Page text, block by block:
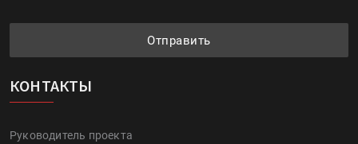
Отправить
КОНТАКТЫ
Руководитель проекта